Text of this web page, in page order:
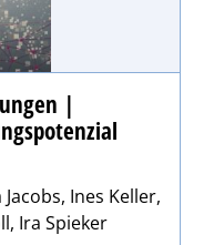
|
Ines Keller,
Ira Spieker